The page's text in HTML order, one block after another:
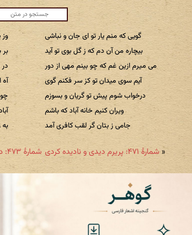
گویی که منم یار تو ای جان و نباشی
بیچاره من آن دم که ز گل بوی تو آید
می میرم ازین غم که چو بینم مهی از دور
آیم سوی میدان تو کز سر فکنم گوی
درخواب شوم پیش تو گریان و بسوزم
ویران کنیم خانه آباد که باشم
جامی ز بتان گر لقب کافری آمد
شمارهٔ ۴۷۳: دی آن چه شکل بود که از ره برآمدی « شمارهٔ ۴۷۱: پریرم دیدی و نادیده کردی